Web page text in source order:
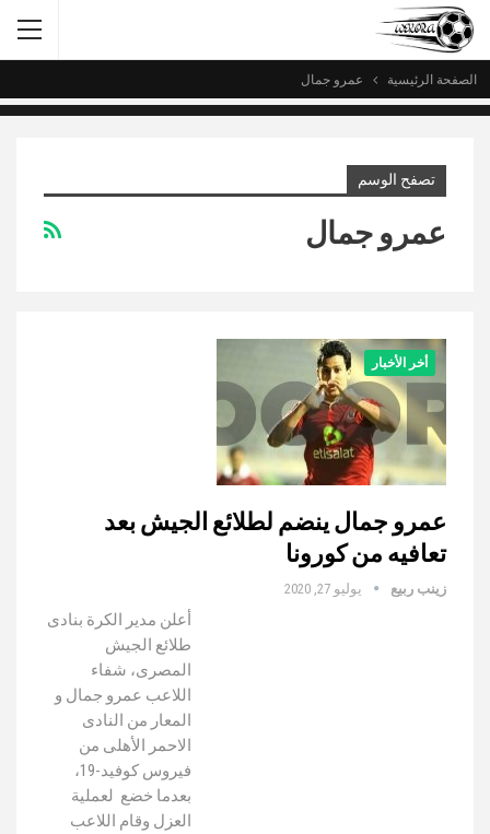
الصفحة الرئيسية عمرو جمال
تصفح الوسم
عمرو جمال
أخر الأخبار
عمرو جمال ينضم لطلائع الجيش بعد
تعافيه من كورونا
زينب ربيع يوليو 27, 2020
أعلن مدير الكرة بنادى
طلائع الجيش
المصرى، شفاء
اللاعب عمرو جمال و
المعار من النادى
الاحمر الأهلى من
فيروس كوفيد-19،
بعدما خضع لعملية
العزل وقام اللاعب